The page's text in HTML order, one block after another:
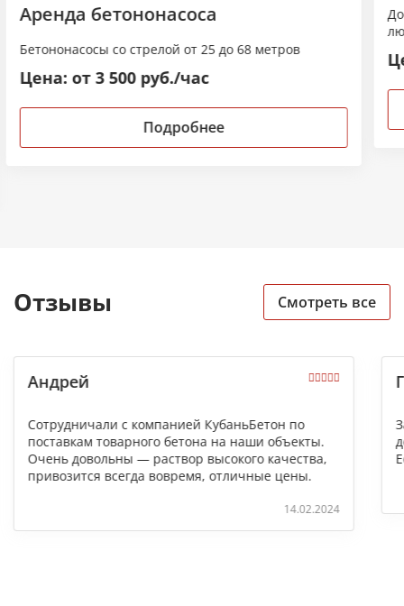
Аренда бетононасоса
Бетононасосы со стрелой от 25 до 68 метров
Цена: от 3 500 руб./час
Подробнее
Отзывы Смотреть все
Андрей
Сотрудничали с компанией КубаньБетон по
поставкам товарного бетона на наши объекты.
Очень довольны — раствор высокого качества,
привозится всегда вовремя, отличные цены.
14.02.2024